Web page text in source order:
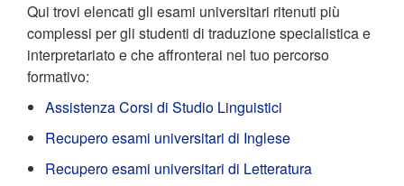
Qui trovi elencati gli esami universitari ritenuti più
complessi per gli studenti di traduzione specialistica e
interpretariato e che affronterai nel tuo percorso
formativo:
Assistenza Corsi di Studio Linguistici
Recupero esami universitari di Inglese
Recupero esami universitari di Letteratura